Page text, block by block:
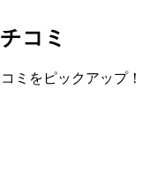
コミ
ミをピックアップ！